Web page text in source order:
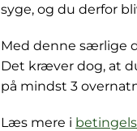
syge, og du derfor
Med denne særlige
Det kræver dog, at
på mindst 3
Læs mere i